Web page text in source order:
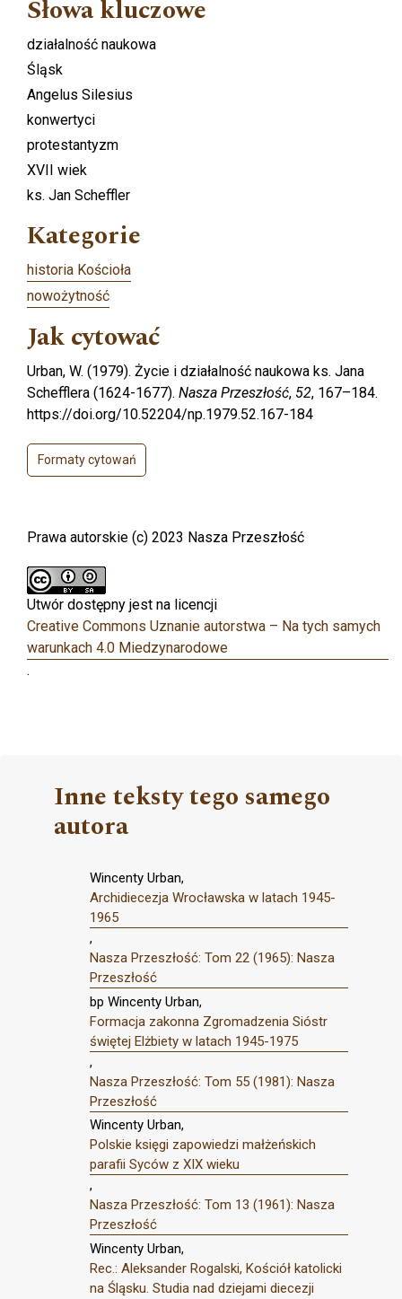
Słowa kluczowe
działalność naukowa
Śląsk
Angelus Silesius
konwertyci
protestantyzm
XVII wiek
ks. Jan Scheffler
Kategorie
historia Kościoła
nowożytność
Jak cytować
Urban, W. (1979). Życie i działalność naukowa ks. Jana
Schefflera (1624-1677). Nasza Przeszłość, 52, 167–184.
https://doi.org/10.52204/np.1979.52.167-184
Formaty cytowań
Prawa autorskie (c) 2023 Nasza Przeszłość
Utwór dostępny jest na licencji
Creative Commons Uznanie autorstwa – Na tych samych
warunkach 4.0 Miedzynarodowe
.
Inne teksty tego samego
autora
Wincenty Urban,
Archidiecezja Wrocławska w latach 1945-
1965
,
Nasza Przeszłość: Tom 22 (1965): Nasza
Przeszłość
bp Wincenty Urban,
Formacja zakonna Zgromadzenia Sióstr
świętej Elżbiety w latach 1945-1975
,
Nasza Przeszłość: Tom 55 (1981): Nasza
Przeszłość
Wincenty Urban,
Polskie księgi zapowiedzi małżeńskich
parafii Syców z XIX wieku
,
Nasza Przeszłość: Tom 13 (1961): Nasza
Przeszłość
Wincenty Urban,
Rec.: Aleksander Rogalski, Kościół katolicki
na Śląsku. Studia nad dziejami diecezji